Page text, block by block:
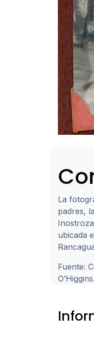
La
padres,
ubicada
Fuente:
O’Higgins.